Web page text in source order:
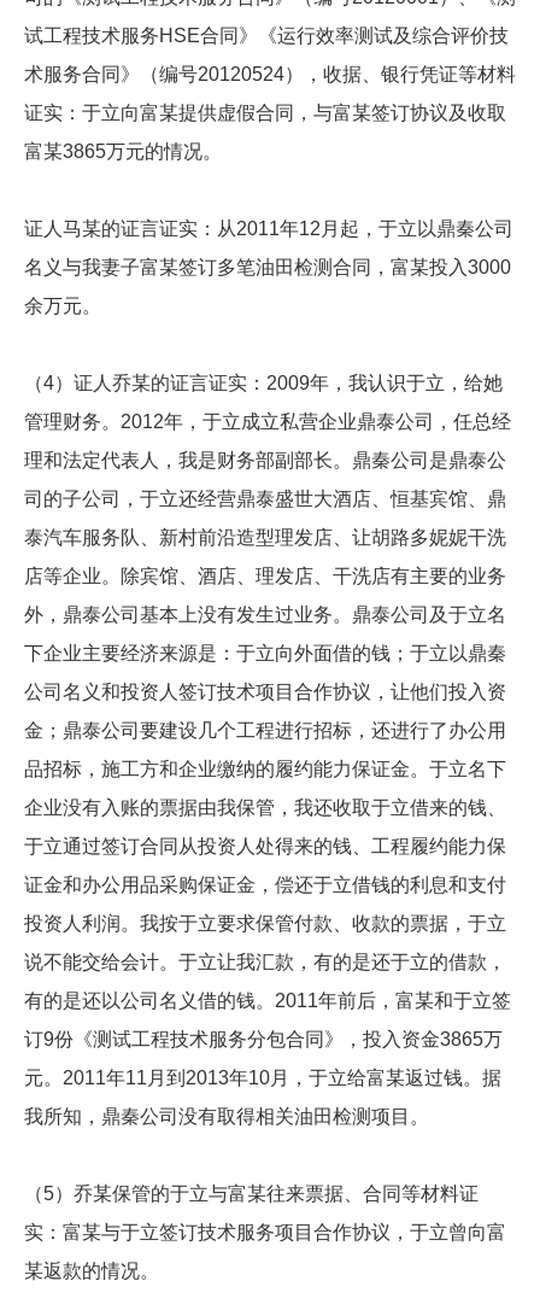
试工程技术服务HSE合同》《运行效率测试及综合评价技
术服务合同》（编号20120524），收据、银行凭证等材料
证实：于立向富某提供虚假合同，与富某签订协议及收取
富某3865万元的情况。
证人马某的证言证实：从2011年12月起，于立以鼎秦公司
名义与我妻子富某签订多笔油田检测合同，富某投入3000
余万元。
（4）证人乔某的证言证实：2009年，我认识于立，给她
管理财务。2012年，于立成立私营企业鼎泰公司，任总经
理和法定代表人，我是财务部副部长。鼎秦公司是鼎泰公
司的子公司，于立还经营鼎泰盛世大酒店、恒基宾馆、鼎
泰汽车服务队、新村前沿造型理发店、让胡路多妮妮干洗
店等企业。除宾馆、酒店、理发店、干洗店有主要的业务
外，鼎泰公司基本上没有发生过业务。鼎泰公司及于立名
下企业主要经济来源是：于立向外面借的钱；于立以鼎秦
公司名义和投资人签订技术项目合作协议，让他们投入资
金；鼎泰公司要建设几个工程进行招标，还进行了办公用
品招标，施工方和企业缴纳的履约能力保证金。于立名下
企业没有入账的票据由我保管，我还收取于立借来的钱、
于立通过签订合同从投资人处得来的钱、工程履约能力保
证金和办公用品采购保证金，偿还于立借钱的利息和支付
投资人利润。我按于立要求保管付款、收款的票据，于立
说不能交给会计。于立让我汇款，有的是还于立的借款，
有的是还以公司名义借的钱。2011年前后，富某和于立签
订9份《测试工程技术服务分包合同》，投入资金3865万
元。2011年11月到2013年10月，于立给富某返过钱。据
我所知，鼎秦公司没有取得相关油田检测项目。
（5）乔某保管的于立与富某往来票据、合同等材料证
实：富某与于立签订技术服务项目合作协议，于立曾向富
某返款的情况。